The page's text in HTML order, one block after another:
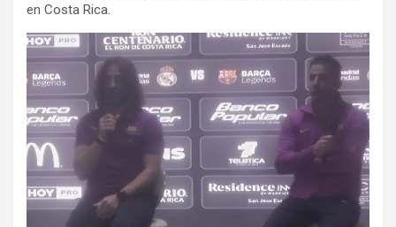
en Costa Rica.